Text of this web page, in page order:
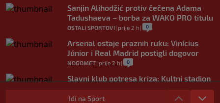
Sanjin Alihodžić protiv čečena Adama
Tadushaeva – borba za WAKO PRO titulu
OSTALI SPORTOVI| prije 2 h | 0
Arsenal ostaje praznih ruku: Vinícius
Júnior i Real Madrid postigli dogovor
NOGOMET| prije 2 h | 0
Slavni klub potresa kriza: Kultni stadion
u Italiji bit će prazan na početku sezone,
navijači objavili rat upravi
Idi na Sport